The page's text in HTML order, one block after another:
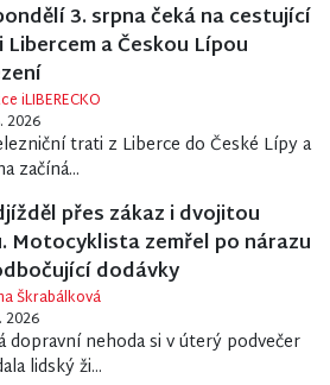
3. srpna čeká na cestující
Libercem a Českou Lípou
iLIBERECKO
2026
trati z Liberce do České Lípy a
začíná...
přes zákaz i dvojitou
Motocyklista zemřel po nárazu
dodávky
Škrabálková
2026
dopravní nehoda si v úterý podvečer
lidský ži...